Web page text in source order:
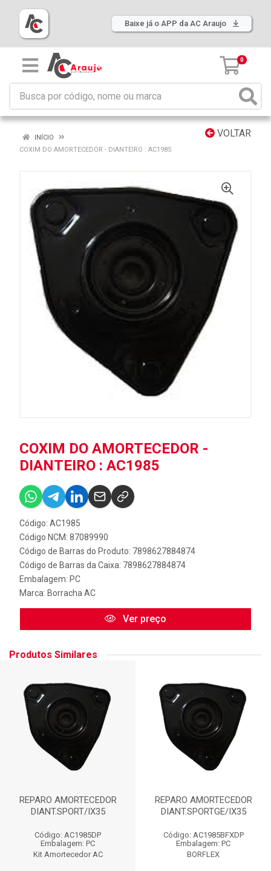
Baixe já o APP da AC Araujo
0
VOLTAR
INÍCIO
COXIM DO AMORTECEDOR - DIANTEIRO : AC1985
COXIM DO AMORTECEDOR -
DIANTEIRO : AC1985
Código: AC1985
Código NCM: 87089990
Código de Barras do Produto: 7898627884874
Código de Barras da Caixa: 7898627884874
Embalagem: PC
Marca: Borracha AC
Ver preço
Produtos Similares
REPARO AMORTECEDOR
DIANT.SPORT/IX35
Código: AC1985DP
Embalagem: PC
Kit Amortecedor AC
REPARO AMORTECEDOR
DIANT.SPORTGE/IX35
Código: AC1985BFXDP
Embalagem: PC
BORFLEX